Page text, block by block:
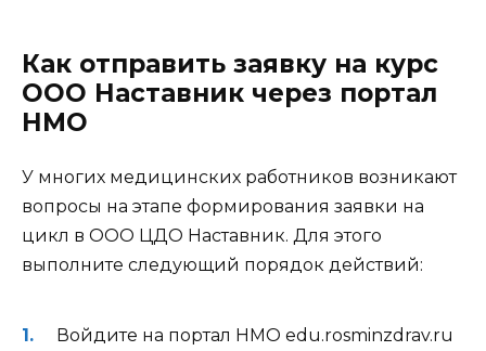
Как отправить заявку на курс
ООО Наставник через портал
НМО
У многих медицинских работников возникают
вопросы на этапе формирования заявки на
цикл в ООО ЦДО Наставник. Для этого
выполните следующий порядок действий:
Войдите на портал НМО edu.rosminzdrav.ru